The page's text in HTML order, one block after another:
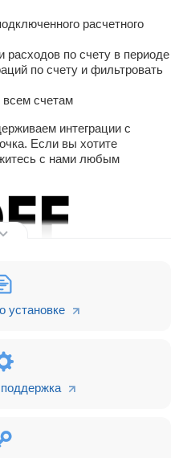
расчетного
расходов по счету в периоде
по счету и фильтровать
счетам
интеграции с
Если вы хотите
с нами любым
установке